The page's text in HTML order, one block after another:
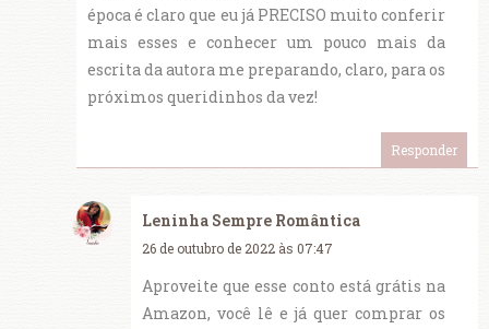
época é claro que eu já PRECISO muito conferir
mais esses e conhecer um pouco mais da
escrita da autora me preparando, claro, para os
próximos queridinhos da vez!
Responder
Leninha Sempre Romântica
26 de outubro de 2022 às 07:47
Aproveite que esse conto está grátis na
Amazon, você lê e já quer comprar os